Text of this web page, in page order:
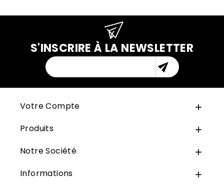
S'INSCRIRE À LA NEWSLETTER

Votre Compte 
Produits 
Notre Société 
Informations 